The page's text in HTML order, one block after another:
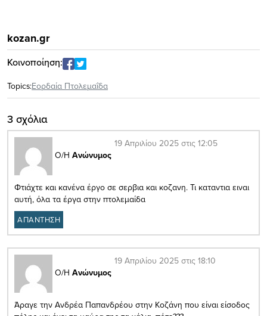
kozan.gr
Κοινοποίηση:
Topics:Εορδαία Πτολεμαΐδα
3 σχόλια
Ο/Η Ανώνυμος
19 Απριλίου 2025 στις 12:05
Φτιάχτε και κανένα έργο σε σερβια και κοζανη. Τι καταντια ειναι
αυτή, όλα τα έργα στην πτολεμαίδα
ΑΠΑΝΤΗΣΗ
Ο/Η Ανώνυμος
19 Απριλίου 2025 στις 18:10
Άραγε την Ανδρέα Παπανδρέου στην Κοζάνη που είναι είσοδος